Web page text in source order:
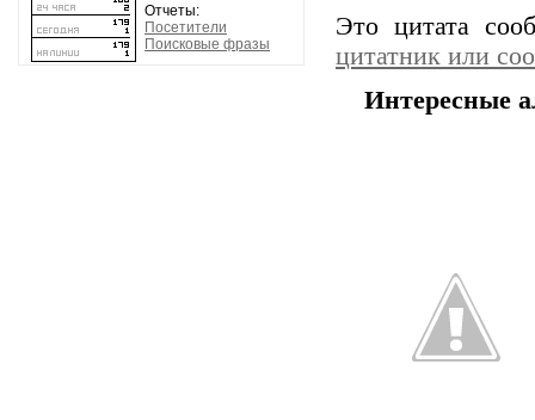
Отчеты:
Посетители
Поисковые фразы
Это цитата
цитатник или
Интересные